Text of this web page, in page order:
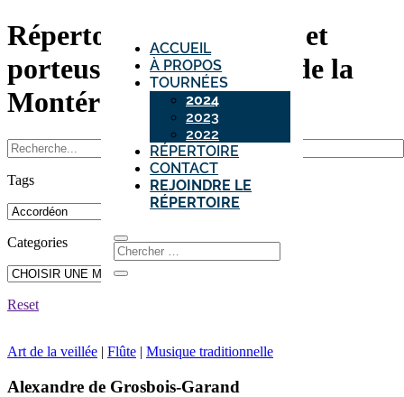
ACCUEIL
À PROPOS
TOURNÉES
2024
2023
2022
RÉPERTOIRE
CONTACT
REJOINDRE LE
RÉPERTOIRE
Répertoire des porteurs et
porteuses de traditions de la
Montérégie
Tags
Categories
Reset
Art de la veillée | Flûte | Musique traditionnelle
Alexandre de Grosbois-Garand